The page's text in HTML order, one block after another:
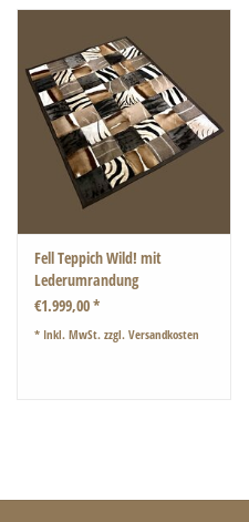
Fell Teppich Wild! mit
Lederumrandung
€1.999,00 *
* Inkl. MwSt. zzgl. Versandkosten